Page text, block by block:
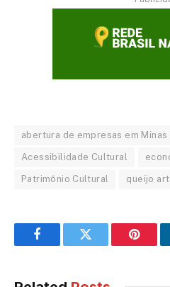
abertura de empresas em Minas
Acessibilidade Cultural
Patrimônio Cultural queijo
FacebookTwitter